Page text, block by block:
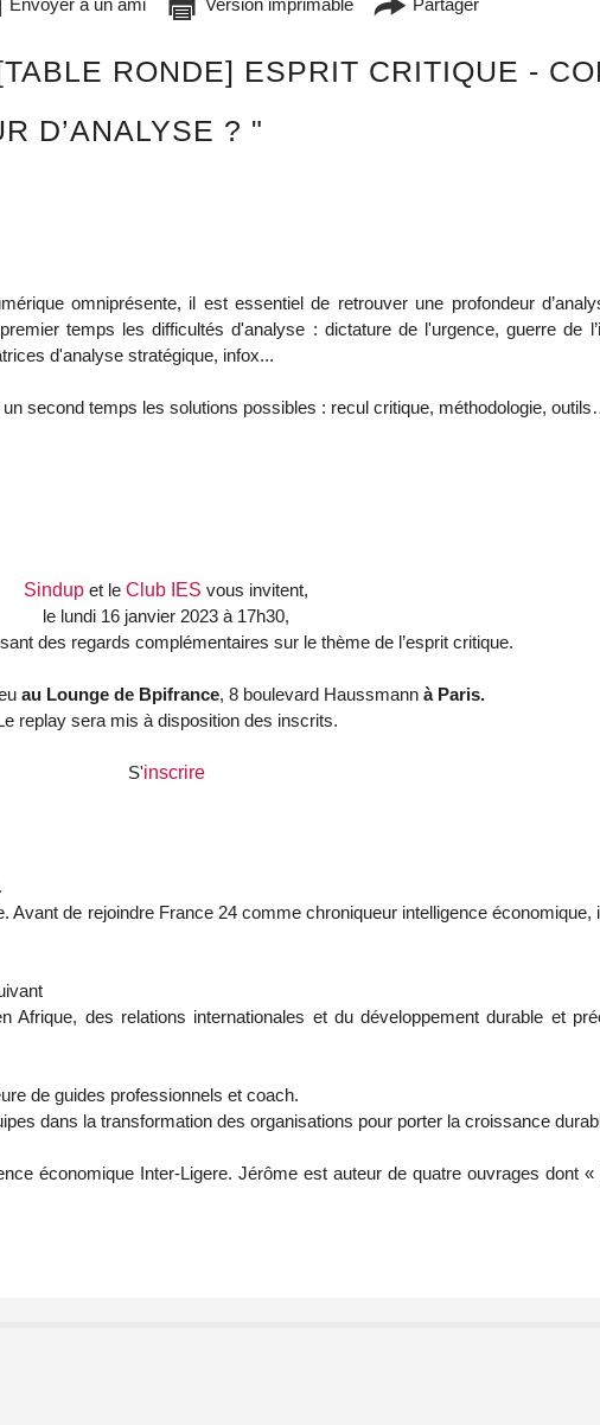
Envoyer à un ami Version imprimable Partager
RONDE] ESPRIT CRITIQUE -
D’ANALYSE ? "
omniprésente, il est essentiel de retrouver une profondeur
temps les difficultés d'analyse : dictature de l'urgence, guerre de
d'analyse stratégique, infox...
second temps les solutions possibles : recul critique, méthodologie,
Sindup et le Club IES vous invitent,
le lundi 16 janvier 2023 à 17h30,
des regards complémentaires sur le thème de l’esprit critique.
au Lounge de Bpifrance, 8 boulevard Haussmann à Paris.
replay sera mis à disposition des inscrits.
S'inscrire
de rejoindre France 24 comme chroniqueur intelligence économique,
Afrique, des relations internationales et du développement durable et
de guides professionnels et coach.
dans la transformation des organisations pour porter la croissance
économique Inter-Ligere. Jérôme est auteur de quatre ouvrages dont